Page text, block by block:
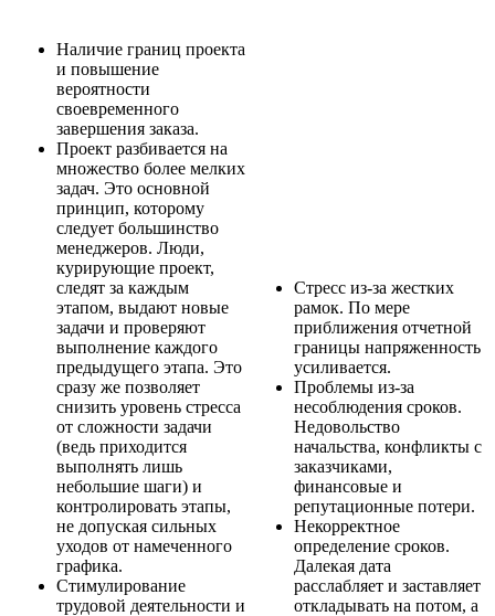
Наличие границ проекта
и повышение
вероятности
своевременного
завершения заказа.
Проект разбивается на
множество более мелких
задач. Это основной
принцип, которому
следует большинство
менеджеров. Люди,
курирующие проект,
следят за каждым
этапом, выдают новые
задачи и проверяют
выполнение каждого
предыдущего этапа. Это
сразу же позволяет
снизить уровень стресса
от сложности задачи
(ведь приходится
выполнять лишь
небольшие шаги) и
контролировать этапы,
не допуская сильных
уходов от намеченного
графика.
Стимулирование
трудовой деятельности и
Стресс из-за жестких
рамок. По мере
приближения отчетной
границы напряженность
усиливается.
Проблемы из-за
несоблюдения сроков.
Недовольство
начальства, конфликты с
заказчиками,
финансовые и
репутационные потери.
Некорректное
определение сроков.
Далекая дата
расслабляет и заставляет
откладывать на потом, а